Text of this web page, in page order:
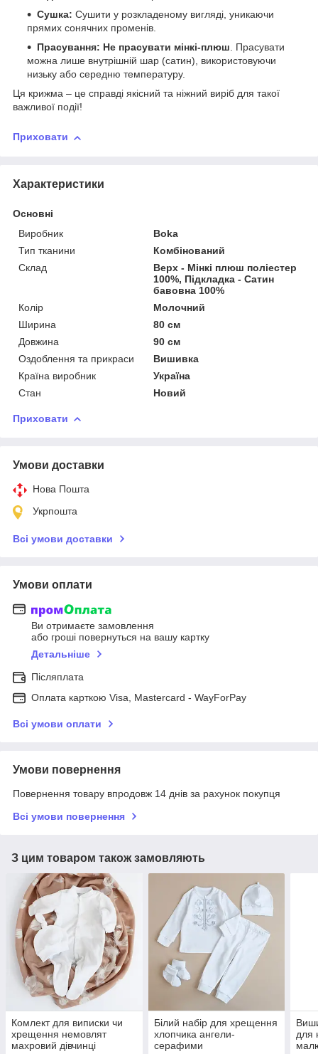
Сушка: Сушити у розкладеному вигляді, уникаючи
прямих сонячних променів.
Прасування: Не прасувати мінкі-плюш. Прасувати
можна лише внутрішній шар (сатин), використовуючи
низьку або середню температуру.
Ця крижма – це справді якісний та ніжний виріб для такої
важливої події!
Приховати
Характеристики
Основні
Виробник
Boka
Тип тканини
Комбінований
Склад
Верх - Мінкі плюш поліестер
100%, Підкладка - Сатин
бавовна 100%
Колір
Молочний
Ширина
80 см
Довжина
90 см
Оздоблення та прикраси
Вишивка
Країна виробник
Україна
Стан
Новий
Приховати
Умови доставки
Нова Пошта
Укрпошта
Всі умови доставки
Умови оплати
Ви отримаєте замовлення
або гроші повернуться на вашу картку
Детальніше
Післяплата
Оплата карткою Visa, Mastercard - WayForPay
Всі умови оплати
Умови повернення
Повернення товару впродовж 14 днів за рахунок покупця
Всі умови повернення
З цим товаром також замовляють
Комлект для виписки чи
хрещення немовлят
махровий дівчинці
Білий набір для хрещення
хлопчика ангели-
серафими
для